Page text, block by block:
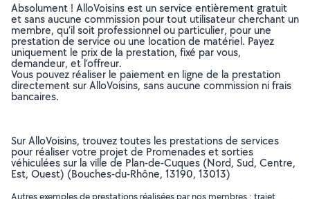
Absolument ! AlloVoisins est un service entièrement gratuit
et sans aucune commission pour tout utilisateur cherchant un
membre, qu’il soit professionnel ou particulier, pour une
prestation de service ou une location de matériel. Payez
uniquement le prix de la prestation, fixé par vous,
demandeur, et l’offreur.
Vous pouvez réaliser le paiement en ligne de la prestation
directement sur AlloVoisins, sans aucune commission ni frais
bancaires.
Sur AlloVoisins, trouvez toutes les prestations de services
pour réaliser votre projet de Promenades et sorties
véhiculées sur la ville de Plan-de-Cuques (Nord, Sud, Centre,
Est, Ouest) (Bouches-du-Rhône, 13190, 13013)
Autres exemples de prestations réalisées par nos membres : trajet